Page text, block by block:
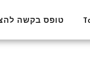
טופס בקשה